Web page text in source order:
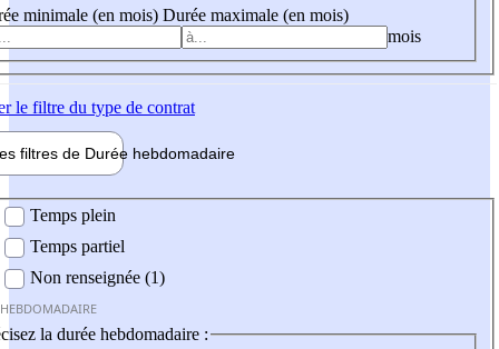
minimale (en mois) Durée maximale (en mois)
mois
le filtre du type de contrat
filtres de Durée hebdomadaire
Temps plein
Temps partiel
Non renseignée (1)
la durée hebdomadaire :